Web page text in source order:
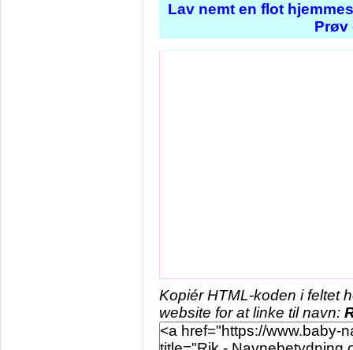
Lav nemt en flot
Prøv
Kopiér HTML-koden i feltet
website for at linke til navn: